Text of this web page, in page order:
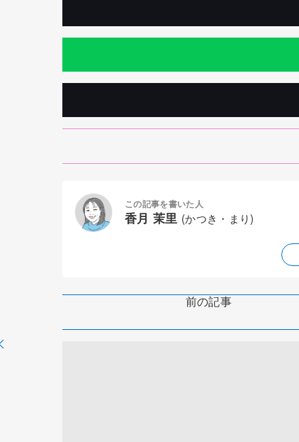
この記事を書いた人
香月 茉里 (かつき・まり)
前の記事